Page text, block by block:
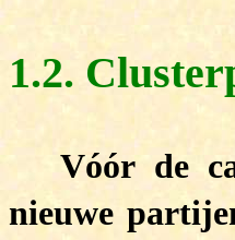
1.2.
Vóór de
nieuwe